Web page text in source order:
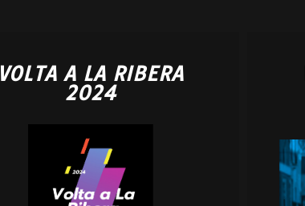
VOLTA A LA RIBERA
2024